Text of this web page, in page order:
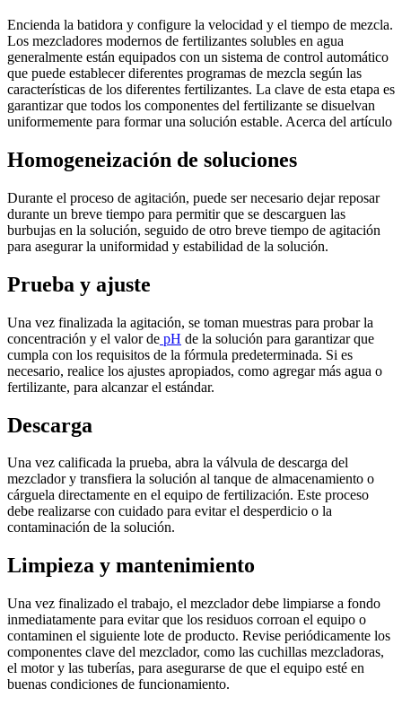
Encienda la batidora y configure la velocidad y el tiempo de mezcla.
Los mezcladores modernos de fertilizantes solubles en agua
generalmente están equipados con un sistema de control automático
que puede establecer diferentes programas de mezcla según las
características de los diferentes fertilizantes. La clave de esta etapa es
garantizar que todos los componentes del fertilizante se disuelvan
uniformemente para formar una solución estable. Acerca del artículo
Homogeneización de soluciones
Durante el proceso de agitación, puede ser necesario dejar reposar
durante un breve tiempo para permitir que se descarguen las
burbujas en la solución, seguido de otro breve tiempo de agitación
para asegurar la uniformidad y estabilidad de la solución.
Prueba y ajuste
Una vez finalizada la agitación, se toman muestras para probar la
concentración y el valor de pH de la solución para garantizar que
cumpla con los requisitos de la fórmula predeterminada. Si es
necesario, realice los ajustes apropiados, como agregar más agua o
fertilizante, para alcanzar el estándar.
Descarga
Una vez calificada la prueba, abra la válvula de descarga del
mezclador y transfiera la solución al tanque de almacenamiento o
cárguela directamente en el equipo de fertilización. Este proceso
debe realizarse con cuidado para evitar el desperdicio o la
contaminación de la solución.
Limpieza y mantenimiento
Una vez finalizado el trabajo, el mezclador debe limpiarse a fondo
inmediatamente para evitar que los residuos corroan el equipo o
contaminen el siguiente lote de producto. Revise periódicamente los
componentes clave del mezclador, como las cuchillas mezcladoras,
el motor y las tuberías, para asegurarse de que el equipo esté en
buenas condiciones de funcionamiento.